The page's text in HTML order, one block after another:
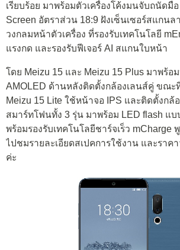
เรียบร้อย มาพร้อมตัวเครื่องโค้งมนจับถนัดมือ
Screen อัตราส่วน 18:9 ฝังเซ็นเซอร์สแกน
วงกลมหน้าตัวเครื่อง ที่รองรับเทคโนโลยี
แรงกด และรองรับฟีเจอร์ AI สแกนใบหน้า
โดย Meizu 15 และ Meizu 15 Plus มาพร้อ
AMOLED ด้านหลังติดตั้งกล้องเลนส์คู่ ขณะ
Meizu 15 Lite ใช้หน้าจอ IPS และติดตั้งกล้
สมาร์ทโฟนทั้ง 3 รุ่น มาพร้อม LED flash แบ
พร้อมรองรับเทคโนโลยีชาร์จเร็ว mCharge
ไปชมรายละเอียดสเปคการใช้งาน และราค
ค่ะ